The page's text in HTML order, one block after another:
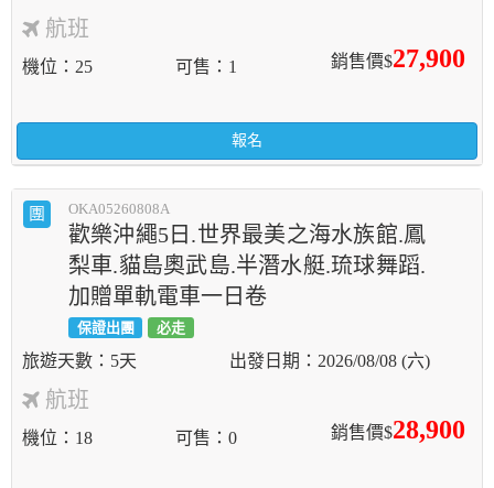
航班
銷售價$27,900
機位 25 可售 1
報名
團 OKA05260808A
歡樂沖繩5日.世界最美之海水族館.鳳
梨車.貓島奧武島.半潛水艇.琉球舞蹈.
加贈單軌電車一日卷
保證出團 必走
5天 2026/08/08 (六)
航班
銷售價$28,900
機位 18 可售 0